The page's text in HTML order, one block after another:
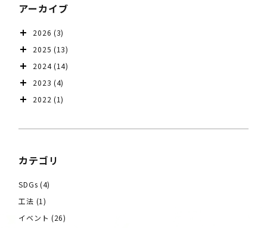
アーカイブ
2026 (3)
2025 (13)
2024(14)
2023 (4)
2022 (1)
カテゴリ
SDGs (4)
工法 (1)
イベント (26)